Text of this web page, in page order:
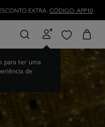
AS VANTAGENS
para ter uma
de